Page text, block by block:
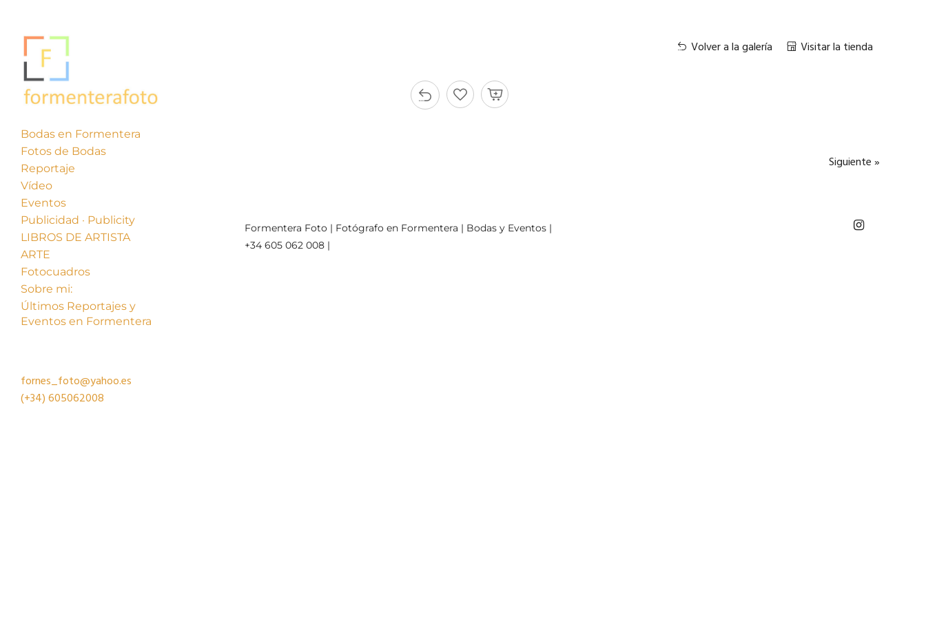
Bodas en Formentera
Fotos de Bodas
Reportaje
Vídeo
Eventos
Publicidad · Publicity
LIBROS DE ARTISTA
ARTE
Fotocuadros
Sobre mi:
Últimos Reportajes y
Eventos en Formentera
fornes_foto@yahoo.es
(+34)605062008
Volver a la galería Visitar la tienda
« Anterior Siguiente »
Formentera Foto | Fotógrafo en Formentera | Bodas y Eventos |
+34 605 062 008 |